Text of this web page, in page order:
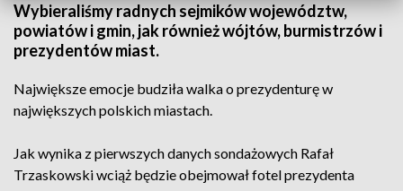
Wybieraliśmy radnych sejmików województw,
powiatów i gmin, jak również wójtów, burmistrzów i
prezydentów miast.
Największe emocje budziła walka o prezydenturę w
największych polskich miastach.
Jak wynika z pierwszych danych sondażowych Rafał
Trzaskowski wciąż będzie obejmował fotel prezydenta